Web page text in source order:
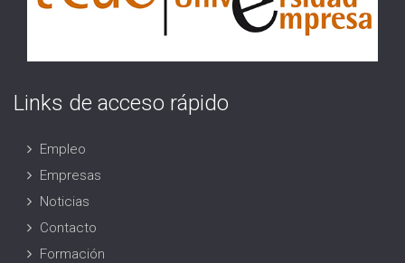
Links de acceso rápido
Empleo
Empresas
Noticias
Contacto
Formación